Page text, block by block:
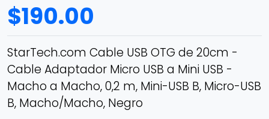
$190.00
StarTech.com Cable USB OTG de 20cm -
Cable Adaptador Micro USB a Mini USB -
Macho a Macho, 0,2 m, Mini-USB B, Micro-USB
B, Macho/Macho, Negro